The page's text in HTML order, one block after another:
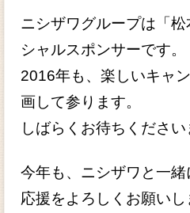
ニシザワグループは「
シャルスポンサーです。
2016年も、楽しいキャ
画して参ります。
しばらくお待ちください
今年も、ニシザワと一
応援をよろしくお願い